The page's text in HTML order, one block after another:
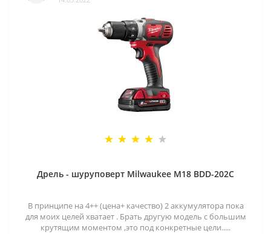
Дрель - шуруповерт Milwaukee M18 BDD-202C
В принципе на 4++ (цена+ качество) 2 аккумулятора пока
для моих целей хватает . Брать другую модель с большим
крутящим моментом ,это под конкретные цели.....